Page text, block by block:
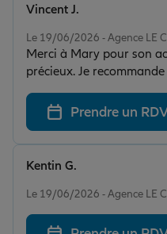
Retraite
Tous nos devis d'assurance
Le 19/06/2026 - Agence LE
Merci à Mary pour son
précieux. Je recommande
Vincent J.
Prendre un
Le 19/06/2026 - Agence LE
Kentin G.